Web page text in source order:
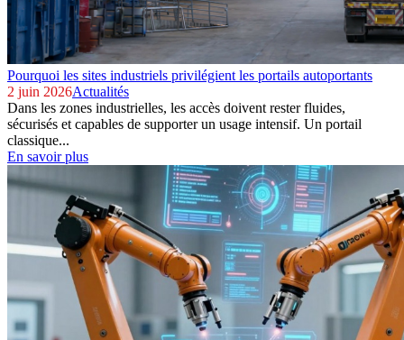
Pourquoi les sites industriels privilégient les portails autoportants
2 juin 2026Actualités
Dans les zones industrielles, les accès doivent rester fluides,
sécurisés et capables de supporter un usage intensif. Un portail
classique...
En savoir plus